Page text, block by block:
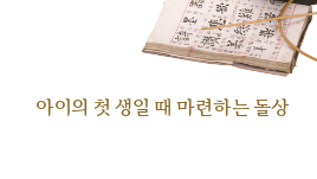
아이의 첫 생일 때 마련하는 돌상